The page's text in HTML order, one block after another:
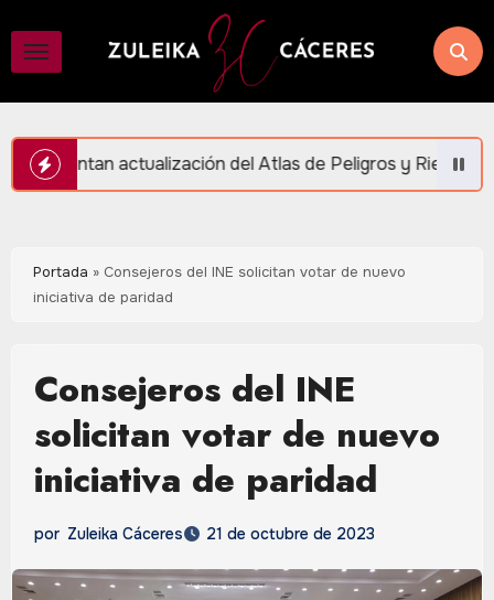
contenido
del Atlas de Peligros y Riesgos en Puerto Morelos
Portada » Consejeros del INE solicitan votar de nuevo
iniciativa de paridad
Consejeros del INE
solicitan votar de nuevo
iniciativa de paridad
por Zuleika Cáceres 21 de octubre de 2023